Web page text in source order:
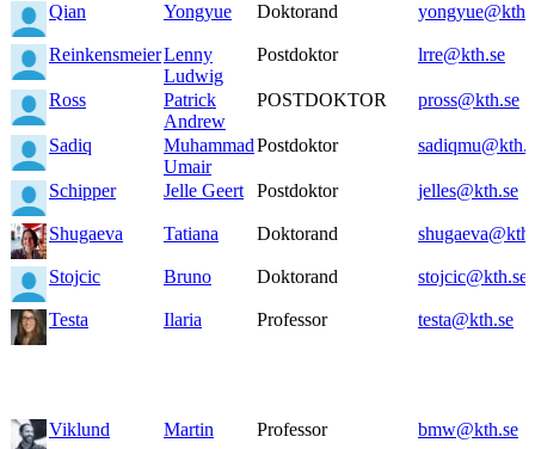
Qian Yongyue Doktorand
ReinkensmeierLenny
Ludwig
Postdoktor lrre@kth.se
Ross
Patrick
Andrew
POSTDOKTOR pross@kth.se
Sadiq
Muhammad
Umair
Postdoktor
Schipper Jelle Geert Postdoktor jelles@kth.se
Shugaeva Tatiana Doktorand
Stojcic Bruno Doktorand stojcic@kth.se
Testa Ilaria Professor testa@kth.se
Viklund Martin Professor bmw@kth.se